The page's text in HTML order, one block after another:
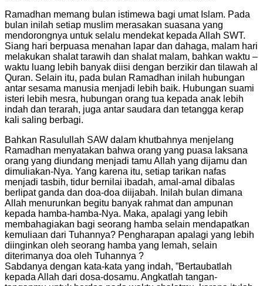
Ramadhan memang bulan istimewa bagi umat Islam. Pada
bulan inilah setiap muslim merasakan suasana yang
mendorongnya untuk selalu mendekat kepada Allah SWT.
Siang hari berpuasa menahan lapar dan dahaga, malam hari
melakukan shalat tarawih dan shalat malam, bahkan waktu –
waktu luang lebih banyak diisi dengan berzikir dan tilawah al
Quran. Selain itu, pada bulan Ramadhan inilah hubungan
antar sesama manusia menjadi lebih baik. Hubungan suami
isteri lebih mesra, hubungan orang tua kepada anak lebih
indah dan terarah, juga antar saudara dan tetangga kerap
kali saling berbagi.
Bahkan Rasulullah SAW dalam khutbahnya menjelang
Ramadhan menyatakan bahwa orang yang puasa laksana
orang yang diundang menjadi tamu Allah yang dijamu dan
dimuliakan-Nya. Yang karena itu, setiap tarikan nafas
menjadi tasbih, tidur bernilai ibadah, amal-amal dibalas
berlipat ganda dan doa-doa diijabah. Inilah bulan dimana
Allah menurunkan begitu banyak rahmat dan ampunan
kepada hamba-hamba-Nya. Maka, apalagi yang lebih
membahagiakan bagi seorang hamba selain mendapatkan
kemuliaan dari Tuhannya? Pengharapan apalagi yang lebih
diinginkan oleh seorang hamba yang lemah, selain
diterimanya doa oleh Tuhannya ?
Sabdanya dengan kata-kata yang indah, ”Bertaubatlah
kepada Allah dari dosa-dosamu. Angkatlah tangan-